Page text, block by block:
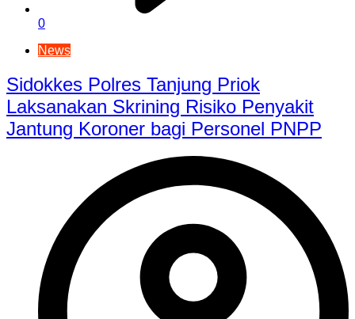
0
News
Sidokkes Polres Tanjung Priok
Laksanakan Skrining Risiko Penyakit
Jantung Koroner bagi Personel PNPP